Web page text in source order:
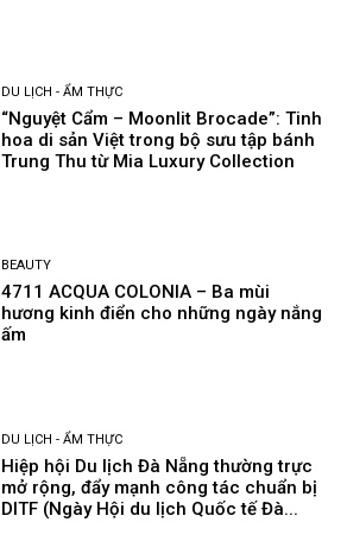
DU LỊCH - ẨM THỰC
“Nguyệt Cẩm – Moonlit Brocade”: Tinh
hoa di sản Việt trong bộ sưu tập bánh
Trung Thu từ Mia Luxury Collection
BEAUTY
4711 ACQUA COLONIA – Ba mùi
hương kinh điển cho những ngày nắng
ấm
DU LỊCH - ẨM THỰC
Hiệp hội Du lịch Đà Nẵng thường trực
mở rộng, đẩy mạnh công tác chuẩn bị
DITF (Ngày Hội du lịch Quốc tế Đà...